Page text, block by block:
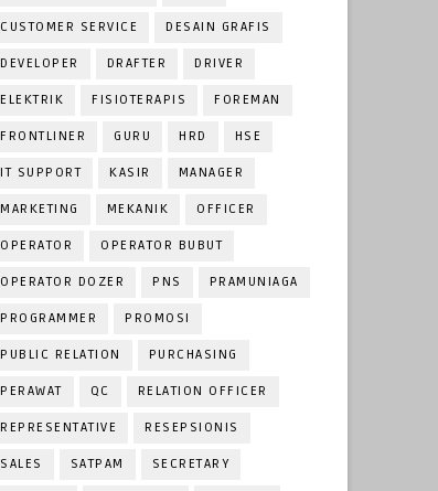
CUSTOMER SERVICE DESAIN GRAFIS
DEVELOPER DRAFTER DRIVER
ELEKTRIK FISIOTERAPIS FOREMAN
FRONTLINER GURU HRD HSE
IT SUPPORT KASIR MANAGER
MARKETING MEKANIK OFFICER
OPERATOR OPERATOR BUBUT
OPERATOR DOZER PNS PRAMUNIAGA
PROGRAMMER PROMOSI
PUBLIC RELATION PURCHASING
PERAWAT QC RELATION OFFICER
REPRESENTATIVE RESEPSIONIS
SALES SATPAM SECRETARY